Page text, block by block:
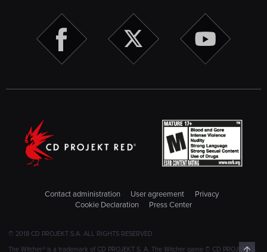
Contact administration User agreement
Privacy
Cookie Declaration
Press Center
© 2018 CD PROJEKT S.A. ALL RIGHTS RESERVED
The Witcher® is a trademark of CD PROJEKT S. A. The Witcher game © CD PROJEKT S.
Top